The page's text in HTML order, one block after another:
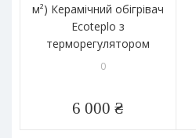
м²) Керамічний обігрівач
Ecoteplo з
терморегулятором
блакитний
0
6 000 ₴